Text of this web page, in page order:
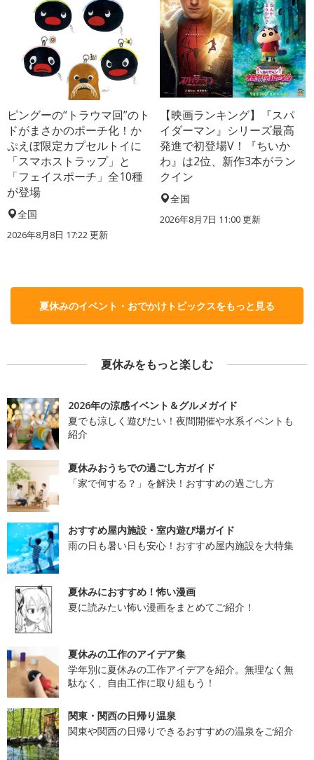
ピングーの“トラウマ回”のト
ドがまさかのポーチ化！か
ぷえぼ限定カプセルトイに
「スマホストラップ」と
「フェイスポーチ」全10種
が登場
全国
2026年8月8日 17:22更新
【映画ランキング】『スパ
イダーマン』シリーズ最高
発進で初登場V！『ちいか
わ』は2位、新作3本がラン
クイン
全国
2026年8月7日 11:00更新
夏休みのイベント・おでかけトピックスをもっと見る
夏休みをもっと楽しむ
2026年の涼感イベント＆グルメガイド
夏でも涼しく遊びたい！夜間開催や水系イベントも
紹介
夏休みおうちでの過ごし方ガイド
「家で何する？」を解決！おすすめの過ごし方
おすすめ屋内施設・室内遊び場ガイド
雨の日も暑い日も安心！おすすめ屋内施設を大特集
夏休みにおすすめ！怖い漫画
夏に読みたい怖い漫画をまとめてご紹介！
夏休みの工作のアイデア集
学年別に夏休みの工作アイデアを紹介。無理なく無
駄なく、自由工作に取り組もう！
関東・関西の日帰り温泉
関東や関西の日帰りできるおすすめの温泉をご紹介